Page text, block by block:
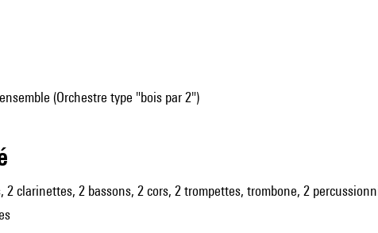
(Orchestre type "bois par 2")
2 clarinettes, 2 bassons, 2 cors, 2 trompettes, trombone, 2